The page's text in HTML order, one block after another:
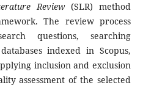
Review(SLR) method
The review process
questions, searching
indexed in Scopus,
inclusion and exclusion
assessment of the selected